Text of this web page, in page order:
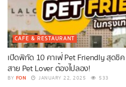
CAFE & RESTAURANT
เปิดพิกัด 10 คาเฟ่ Pet Friendly สุด
สาย Pet Lover ต้องไปลอง!
BY FON JANUARY 22, 2025 533